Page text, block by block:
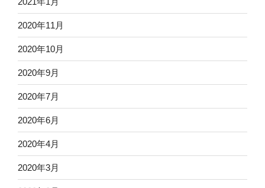
2020年11月
2020年10月
2020年9月
2020年7月
2020年6月
2020年4月
2020年3月